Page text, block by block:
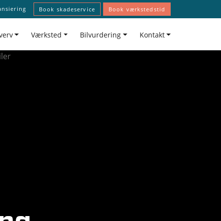
Book skadeservice Book værkstedstid
Værksted Bilvurdering Kontakt